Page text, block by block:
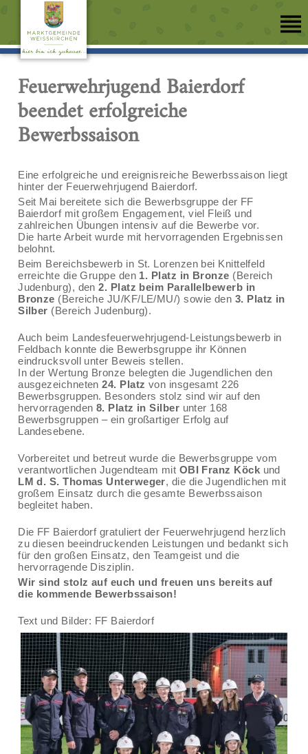
Feuerwehrjugend Baierdorf
beendet erfolgreiche
Bewerbssaison
Eine erfolgreiche und ereignisreiche Bewerbssaison liegt
hinter der Feuerwehrjugend Baierdorf.
Seit Mai bereitete sich die Bewerbsgruppe der FF
Baierdorf mit großem Engagement, viel Fleiß und
zahlreichen Übungen intensiv auf die Bewerbe vor.
Die harte Arbeit wurde mit hervorragenden Ergebnissen
belohnt.
Beim Bereichsbewerb in St. Lorenzen bei Knittelfeld
erreichte die Gruppe den 1. Platz in Bronze (Bereich
Judenburg), den2. Platz beim Parallelbewerb in
Bronze (Bereiche JU/KF/LE/MU/) sowie den 3. Platz in
Silber (Bereich Judenburg).
Auch beim Landesfeuerwehrjugend-Leistungsbewerb in
Feldbach konnte die Bewerbsgruppe ihr Können
eindrucksvoll unter Beweis stellen.
In der Wertung Bronze belegten die Jugendlichen den
ausgezeichneten24. Platz von insgesamt 226
Bewerbsgruppen. Besonders stolz sind wir auf den
hervorragenden 8. Platz in Silber unter 168
Bewerbsgruppen – ein großartiger Erfolg auf
Landesebene.
Vorbereitet und betreut wurde die Bewerbsgruppe vom
verantwortlichen Jugendteam mit OBI Franz Köck und
LM d. S. Thomas Unterweger, die die Jugendlichen mit
großem Einsatz durch die gesamte Bewerbssaison
begleitet haben.
Die FF Baierdorf gratuliert der Feuerwehrjugend herzlich
zu diesen beeindruckenden Leistungen und bedankt sich
für den großen Einsatz, den Teamgeist und die
hervorragende Disziplin.
Wir sind stolz auf euch und freuen uns bereits auf
die kommende Bewerbssaison!
Text und Bilder: FF Baierdorf